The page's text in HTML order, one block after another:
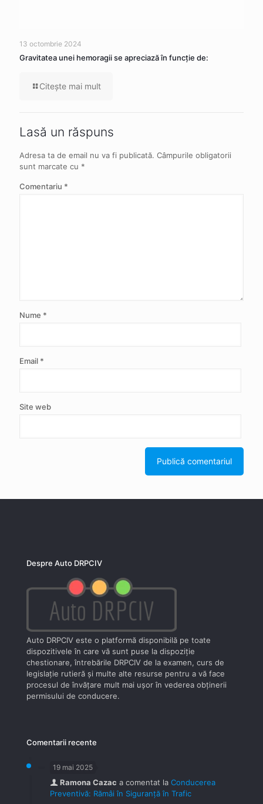
13 octombrie 2024
Gravitatea unei hemoragii se apreciază în funcție de:
Citeşte mai mult
Lasă un răspuns
Adresa ta de email nu va fi publicată. Câmpurile obligatorii
sunt marcate cu *
Comentariu *
Nume *
Email *
Site web
Despre Auto DRPCIV
Auto DRPCIV este o platformă disponibilă pe toate
dispozitivele în care vă sunt puse la dispoziţie
chestionare, întrebările DRPCIV de la examen, curs de
legislaţie rutieră şi multe alte resurse pentru a vă face
procesul de învăţare mult mai uşor în vederea obţinerii
permisului de conducere.
Comentarii recente
19 mai 2025
Ramona Cazac a comentat la Conducerea
Preventivă: Rămâi în Siguranță în Trafic